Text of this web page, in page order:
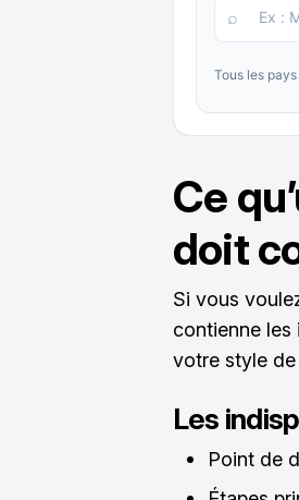
Ce
doit
Si vous
contienne les
votre style
Les
Point de